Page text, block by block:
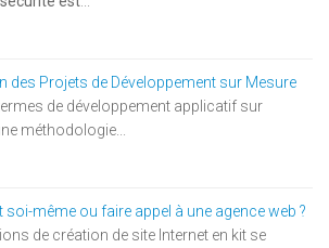
des Projets de Développement sur Mesure
de développement applicatif sur
méthodologie...
soi-même ou faire appel à une agence web ?
de création de site Internet en kit se